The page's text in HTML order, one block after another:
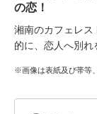
の恋！
湘南のカフェレス
的に、恋人へ別
※画像は表紙及び帯等